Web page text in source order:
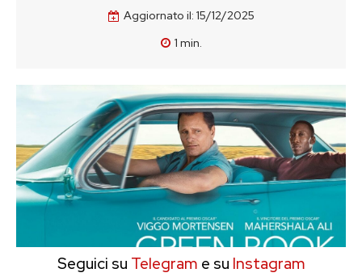
Aggiornato il: 15/12/2025
1 min.
Seguici su Telegram e su Instagram